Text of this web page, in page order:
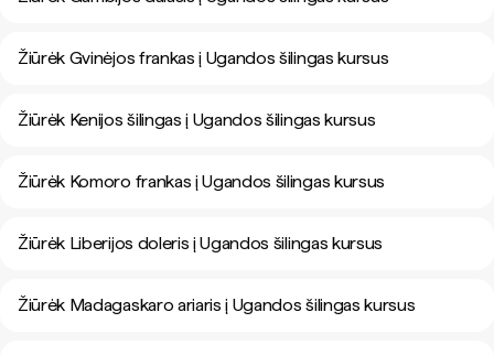
Žiūrėk Gvinėjos frankas į Ugandos šilingas kursus
Žiūrėk Kenijos šilingas į Ugandos šilingas kursus
Žiūrėk Komoro frankas į Ugandos šilingas kursus
Žiūrėk Liberijos doleris į Ugandos šilingas kursus
Žiūrėk Madagaskaro ariaris į Ugandos šilingas kursus